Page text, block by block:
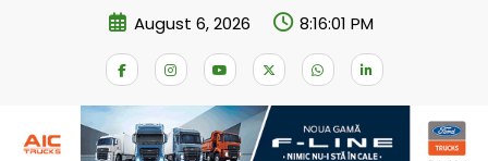
August 6, 2026 8:16:01 PM